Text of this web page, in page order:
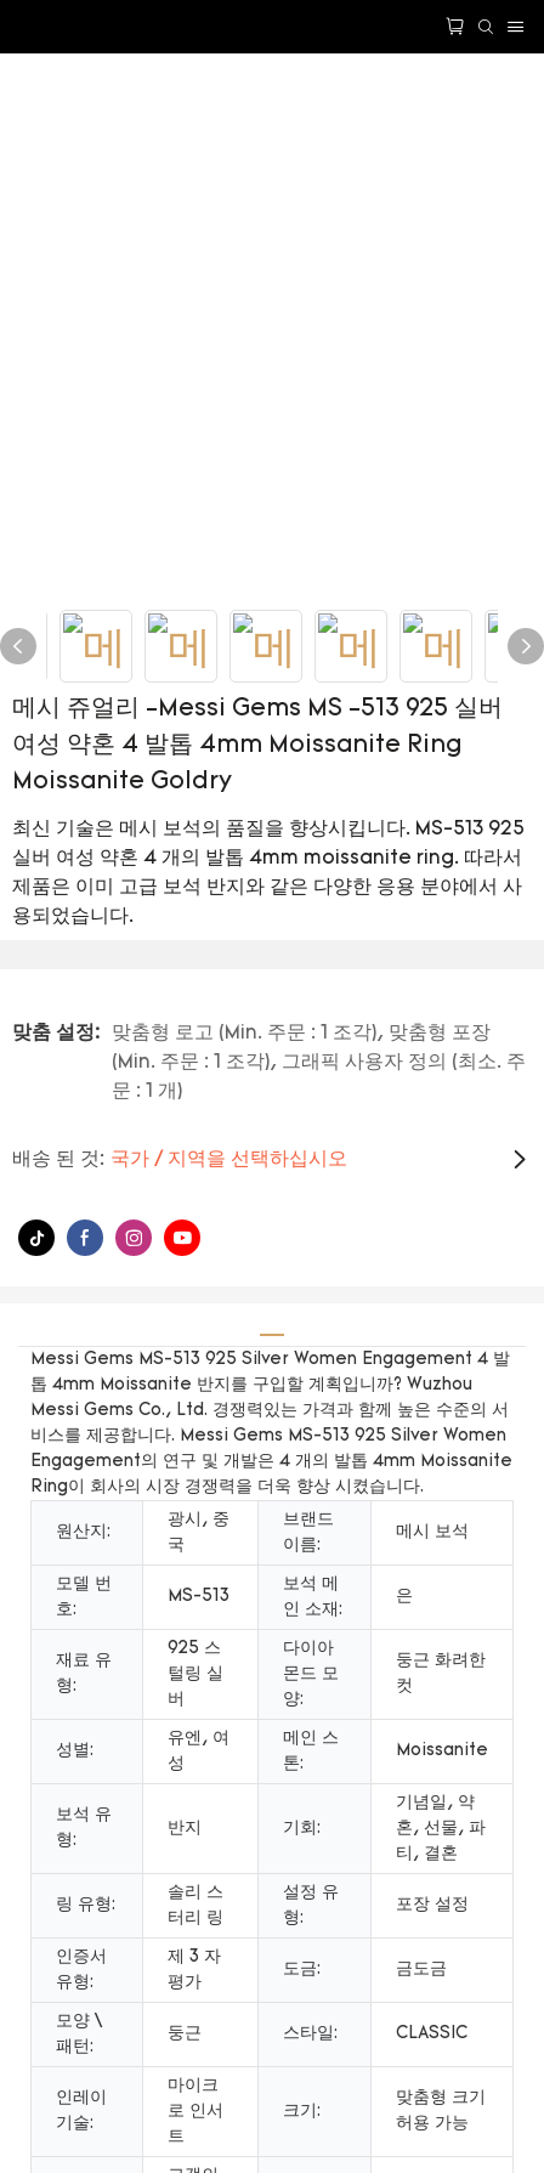
메시 쥬얼리 -Messi Gems MS -513 925 실버
여성 약혼 4 발톱 4mm Moissanite Ring
Moissanite Goldry
최신 기술은 메시 보석의 품질을 향상시킵니다. MS-513 925
실버 여성 약혼 4 개의 발톱 4mm moissanite ring. 따라서
제품은 이미 고급 보석 반지와 같은 다양한 응용 분야에서 사
용되었습니다.
맞춤 설정:
맞춤형 로고 (Min. 주문 : 1 조각), 맞춤형 포장
(Min. 주문 : 1 조각), 그래픽 사용자 정의 (최소. 주
문 : 1 개)
배송 된 것: 국가 / 지역을 선택하십시오
Messi Gems MS-513 925 Silver Women Engagement 4 발
톱 4mm Moissanite 반지를 구입할 계획입니까? Wuzhou
Messi Gems Co., Ltd. 경쟁력있는 가격과 함께 높은 수준의 서
비스를 제공합니다. Messi Gems MS-513 925 Silver Women
Engagement의 연구 및 개발은 4 개의 발톱 4mm Moissanite
Ring이 회사의 시장 경쟁력을 더욱 향상 시켰습니다.
원산지:
광시, 중
국
브랜드
이름:
메시 보석
모델 번
호:
MS-513
보석 메
인 소재:
은
재료 유
형:
925 스
털링 실
버
다이아
몬드 모
양:
둥근 화려한
컷
성별:
유엔, 여
성
메인 스
톤:
Moissanite
보석 유
형:
반지 기회:
기념일, 약
혼, 선물, 파
티, 결혼
링 유형:
솔리 스
터리 링
설정 유
형:
포장 설정
인증서
유형:
제 3 자
평가
도금: 금도금
모양 \
패턴:
둥근 스타일: CLASSIC
인레이
기술:
마이크
로 인서
트
크기:
맞춤형 크기
허용 가능